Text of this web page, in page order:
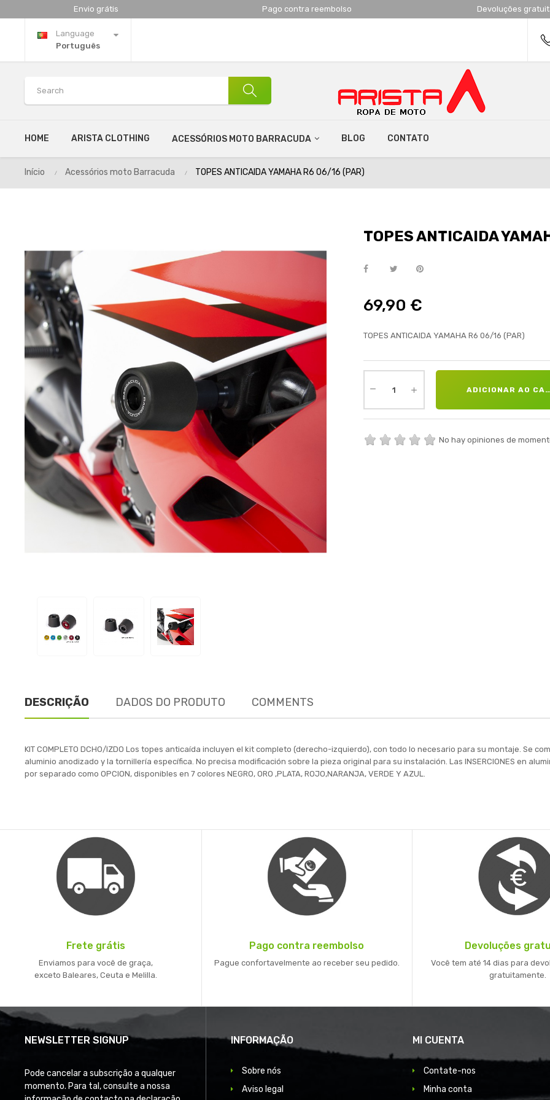
Envio grátis Pago contra reembolso Devoluções
Language
Português
HOME ARISTA CLOTHING ACESSÓRIOS MOTO BARRACUDA BLOG CONTATO
Início Acessórios moto Barracuda TOPES ANTICAIDA YAMAHA R6 06/16 (PAR)
TOPES ANTICAIDA
69,90 €
TOPES ANTICAIDA YAMAHA R6 06/16 (PAR)
ADICIONAR AO
No hay opiniones de
DESCRIÇÃO DADOS DO PRODUTO COMMENTS
KIT COMPLETO DCHO/IZDO Los topes anticaída incluyen el kit completo (derecho-izquierdo), con todo lo necesario para su montaje. Se
aluminio anodizado y la tornillería específica. No precisa modificación sobre la pieza original para su instalación. Las INSERCIONES en
por separado como OPCION, disponibles en 7 colores NEGRO, ORO ,PLATA, ROJO,NARANJA, VERDE Y AZUL.
Frete grátis
Enviamos para você de graça,
exceto Baleares, Ceuta e Melilla.
Pago contra reembolso
Pague confortavelmente ao receber seu pedido.
Devoluções
Você tem até 14 dias para
gratuitamente.
NEWSLETTER SIGNUP
Pode cancelar a subscrição a qualquer
momento. Para tal, consulte a nossa
INFORMAÇÃO
Sobre nós
Aviso legal
MI CUENTA
Contate-nos
Minha conta